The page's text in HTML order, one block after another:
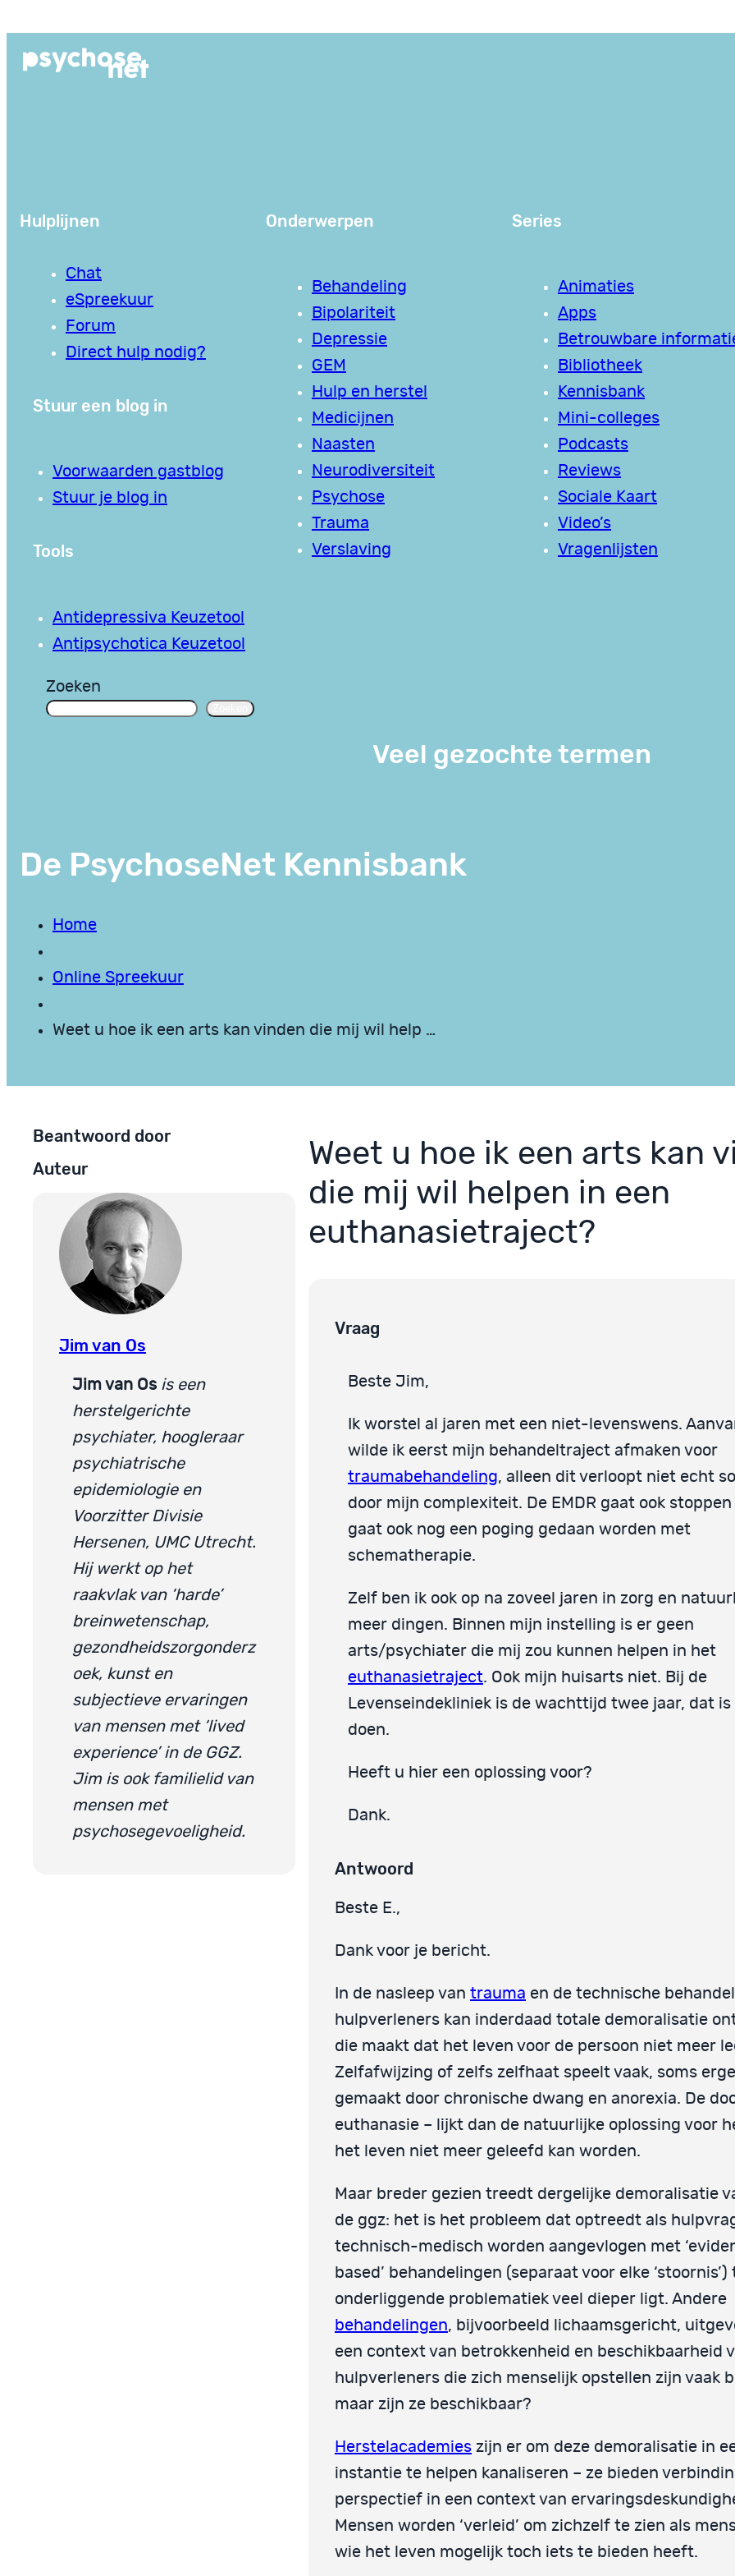
de
Hulplijnen
Chat
eSpreekuur
Forum
Direct hulp nodig?
Stuur een blog in
Voorwaarden gastblog
Stuur je blog in
Tools
Antidepressiva Keuzetool
Antipsychotica Keuzetool
Onderwerpen
Behandeling
Bipolariteit
Depressie
GEM
Hulp en herstel
Medicijnen
Naasten
Neurodiversiteit
Psychose
Trauma
Verslaving
Series
Animaties
Apps
Betrouwbare
Bibliotheek
Kennisbank
Mini-colleges
Podcasts
Reviews
Sociale Kaart
Video’s
Vragenlijsten
Zoeken
Veel gezochte termen
De PsychoseNet Kennisbank
Home
Online Spreekuur
Weet u hoe ik een arts kan vinden die mij wil help …
Beantwoord door
Auteur
Jim van Os
Jim van Os is een
herstelgerichte
psychiater, hoogleraar
psychiatrische
epidemiologie en
Voorzitter Divisie
Hersenen, UMC Utrecht.
Hij werkt op het
raakvlak van ‘harde’
breinwetenschap,
gezondheidszorgonderz
oek, kunst en
subjectieve ervaringen
van mensen met ‘lived
experience’ in de GGZ.
Jim is ook familielid van
mensen met
psychosegevoeligheid.
Weet u hoe ik een arts kan
die mij wil helpen in een
euthanasietraject?
Vraag
Beste Jim,
Ik worstel al jaren met een niet-levenswens.
wilde ik eerst mijn behandeltraject afmaken voor
traumabehandeling, alleen dit verloopt niet echt
door mijn complexiteit. De EMDR gaat ook stoppen
gaat ook nog een poging gedaan worden met
schematherapie.
Zelf ben ik ook op na zoveel jaren in zorg en
meer dingen. Binnen mijn instelling is er geen
arts/psychiater die mij zou kunnen helpen in het
euthanasietraject. Ook mijn huisarts niet. Bij de
Levenseindekliniek is de wachttijd twee jaar, dat
doen.
Heeft u hier een oplossing voor?
Dank.
Antwoord
Beste E.,
Dank voor je bericht.
In de nasleep van trauma en de technische
hulpverleners kan inderdaad totale demoralisatie
die maakt dat het leven voor de persoon niet meer
Zelfafwijzing of zelfs zelfhaat speelt vaak, soms
gemaakt door chronische dwang en anorexia. De
euthanasie – lijkt dan de natuurlijke oplossing voor
het leven niet meer geleefd kan worden.
Maar breder gezien treedt dergelijke demoralisatie
de ggz: het is het probleem dat optreedt als
technisch-medisch worden aangevlogen met
based’ behandelingen (separaat voor elke
onderliggende problematiek veel dieper ligt. Andere
behandelingen, bijvoorbeeld lichaamsgericht,
een context van betrokkenheid en beschikbaarheid
hulpverleners die zich menselijk opstellen zijn vaak
maar zijn ze beschikbaar?
Herstelacademies zijn er om deze demoralisatie in
instantie te helpen kanaliseren – ze bieden
perspectief in een context van
Mensen worden ‘verleid’ om zichzelf te zien als
wie het leven mogelijk toch iets te bieden heeft.